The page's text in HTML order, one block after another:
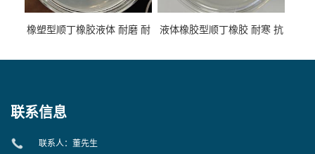
橡塑型顺丁橡胶液体 耐磨 耐
液体橡胶型顺丁橡胶 耐寒 抗
联系信息
联系人：董先生